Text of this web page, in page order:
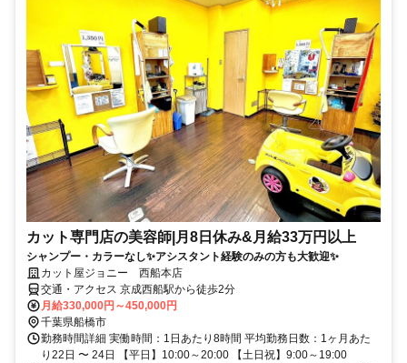
カット専門店の美容師|月8日休み&月給33万円以上
シャンプー・カラーなし✨アシスタント経験のみの方も大歓迎✨
カット屋ジョニー 西船本店
交通・アクセス 京成西船駅から徒歩2分
月給330,000円～450,000円
千葉県船橋市
勤務時間詳細 実働時間：1日あたり8時間 平均勤務日数：1ヶ月あた
り22日 〜 24日 【平日】10:00～20:00 【土日祝】9:00～19:00